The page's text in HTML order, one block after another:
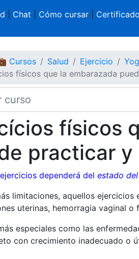
Chat Cómo cursar|
Cursos Salud Ejercicio
físicos que la embarazada
físicos
practicar
dependerá del estado
limitaciones, aquellos
uterinas, hemorragia vaginal o
especiales como las
con crecimiento inadecuado o